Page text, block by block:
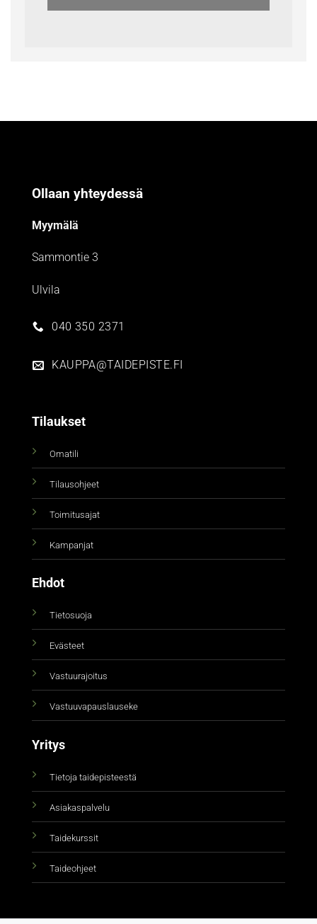
Ollaan yhteydessä
Myymälä
Sammontie 3
Ulvila
040 350 2371
KAUPPA@TAIDEPISTE.FI
Tilaukset
Omatili
Tilausohjeet
Toimitusajat
Kampanjat
Ehdot
Tietosuoja
Evästeet
Vastuurajoitus
Vastuuvapauslauseke
Yritys
Tietoja taidepisteestä
Asiakaspalvelu
Taidekurssit
Taideohjeet